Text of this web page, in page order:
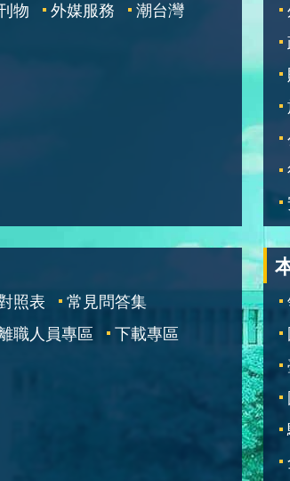
物 外媒服務 潮台灣
照表
常見問答集
職人員專區
下載專區